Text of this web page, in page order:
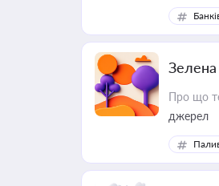
Зелена
Про що
джерел